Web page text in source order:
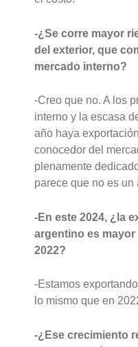
-¿Se corre mayor
del exterior, que
mercado interno?
-Creo que no. A los
interno y la escasa
año haya
conocedor del
plenamente
parece que no es un
-En este 2024, ¿la
argentino es mayor
2022?
-Estamos
lo mismo que en
-¿Ese crecimiento